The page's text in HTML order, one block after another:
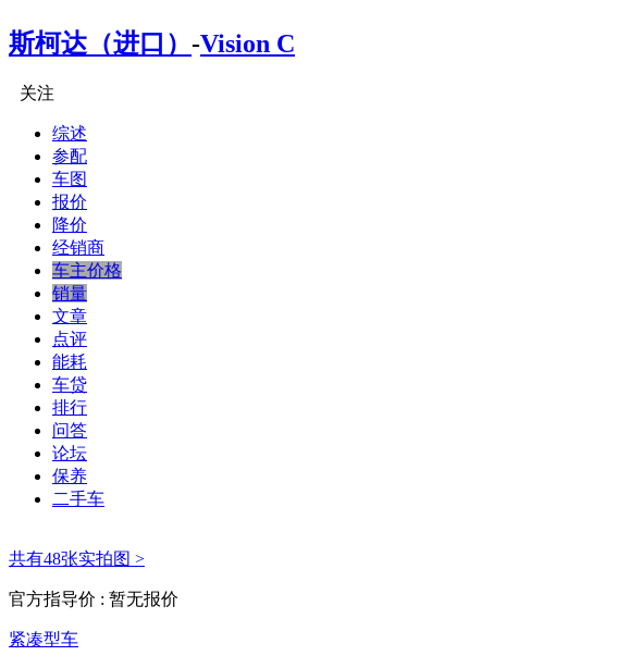
斯柯达（进口） -Vision C
关注
综述
参配
车图
报价
降价
经销商
车主价格
销量
文章
点评
能耗
车贷
排行
问答
论坛
保养
二手车
共有48张实拍图 >
官方指导价 : 暂无报价
紧凑型车